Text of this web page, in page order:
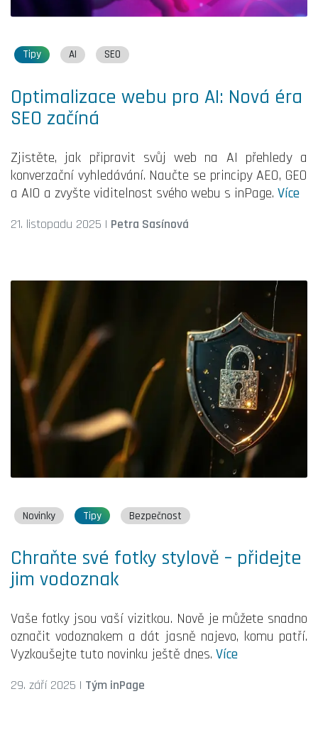
Tipy AI SEO
Optimalizace webu pro AI: Nová éra
SEO začíná
Zjistěte, jak připravit svůj web na AI přehledy a
konverzační vyhledávání. Naučte se principy AEO, GEO
a AIO a zvyšte viditelnost svého webu s inPage. Více
21. listopadu 2025 | Petra Sasínová
Novinky Tipy Bezpečnost
Chraňte své fotky stylově – přidejte
jim vodoznak
Vaše fotky jsou vaší vizitkou. Nově je můžete snadno
označit vodoznakem a dát jasně najevo, komu patří.
Vyzkoušejte tuto novinku ještě dnes. Více
29. září 2025 | Tým inPage